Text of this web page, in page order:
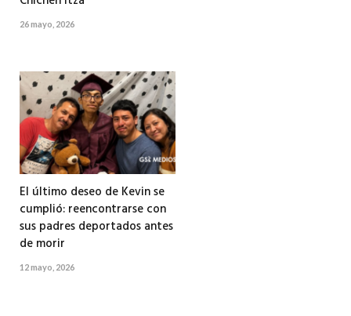
26 mayo, 2026
El último deseo de Kevin se
cumplió: reencontrarse con
sus padres deportados antes
de morir
12 mayo, 2026